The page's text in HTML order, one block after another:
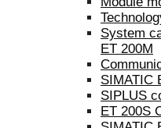
System
ET 200M
SIMATIC
SIPLUS
ET 200S